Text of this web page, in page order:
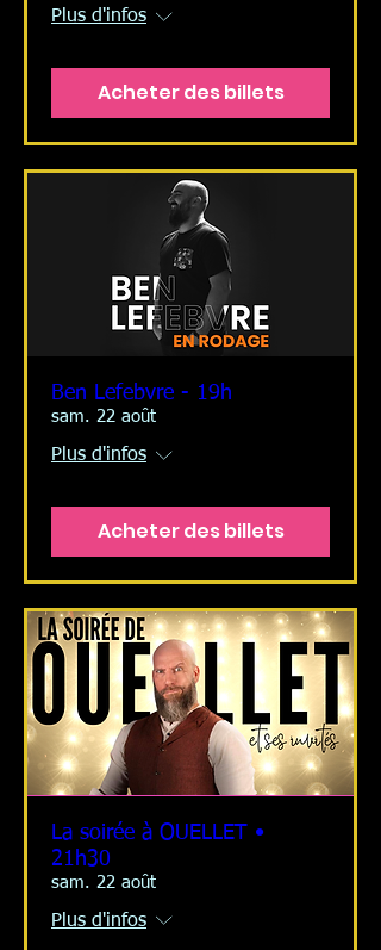
Plus d'infos
Acheter des billets
Ben Lefebvre - 19h
sam. 22 août
Plus d'infos
Acheter des billets
La soirée à OUELLET •
21h30
sam. 22 août
Plus d'infos